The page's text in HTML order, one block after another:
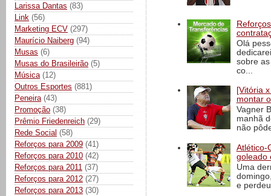
Larissa Dantas (83)
Link (56)
Marketing ECV (297)
Maurício Naiberg (94)
Musas (6)
Musas do Brasileirão (5)
Música (12)
Outros Esportes (881)
Peneira (43)
Promoção (38)
Prêmio Friedenreich (29)
Rede Social (58)
Reforços para 2009 (41)
Reforços para 2010 (42)
Reforços para 2011 (37)
Reforços para 2012 (27)
Reforços para 2013 (30)
Olá
sobre
co...
[Vitória
montar
Vagner
manhã
não
Atlético-
goleado
Uma
e